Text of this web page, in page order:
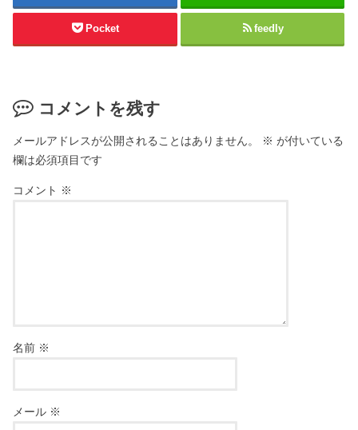
Pocket feedly
コメントを残す
メールアドレスが公開されることはありません。 ※ が付いている
欄は必須項目です
コメント ※
名前 ※
メール ※